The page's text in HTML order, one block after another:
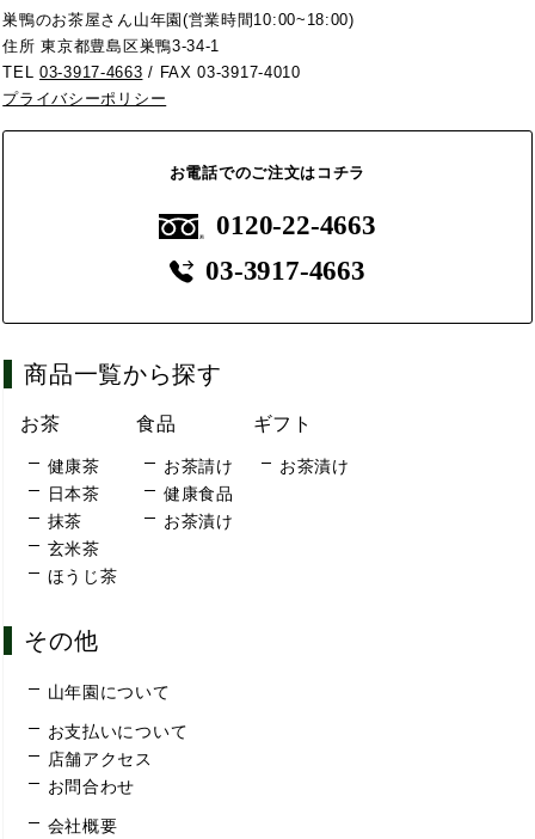
巣鴨のお茶屋さん山年園(営業時間10:00~18:00)
住所 東京都豊島区巣鴨3-34-1
TEL03-3917-4663 / FAX 03-3917-4010
プライバシーポリシー
お電話でのご注文はコチラ
0120-22-4663
03-3917-4663
商品一覧から探す
お茶
健康茶
日本茶
抹茶
玄米茶
ほうじ茶
食品
お茶請け
健康食品
お茶漬け
ギフト
お茶漬け
その他
山年園について
お支払いについて
店舗アクセス
お問合わせ
会社概要